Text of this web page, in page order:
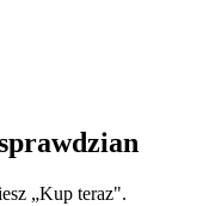
„Kup teraz".